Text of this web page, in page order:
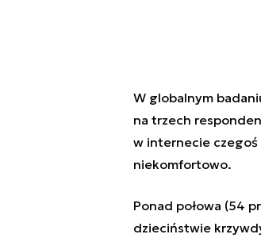
W globalnym
na trzech
w internecie czegoś
niekomfortowo.
Ponad połowa (54
dzieciństwie